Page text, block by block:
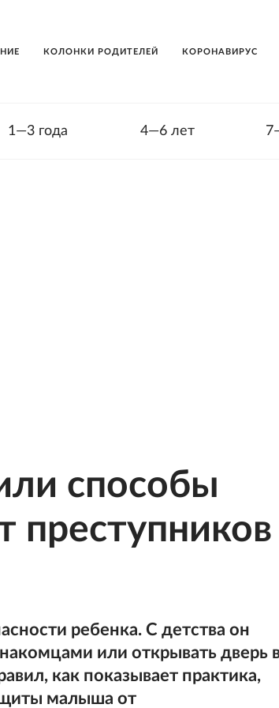
КОЛОНКИ РОДИТЕЛЕЙ КОРОНАВИРУС
1—3 года 4—6 лет
способы
преступников
ребенка. С детства он
или открывать дверь
как показывает практика,
малыша от